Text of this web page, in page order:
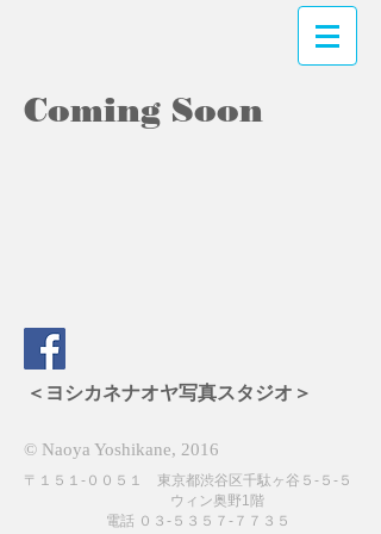
​Coming Soon
＜ヨシカネナオヤ写真スタジオ＞
© Naoya Yoshikane, 2016
〒１５１-００５１ 東京都渋谷区千駄ヶ谷５-５-５
ウィン奥野1階
電話 ０３-５３５７-７７３５